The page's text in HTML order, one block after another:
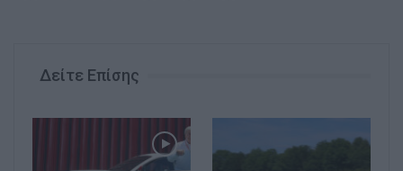
Δείτε Επίσης